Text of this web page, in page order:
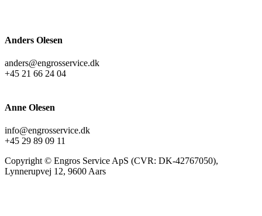
Anders Olesen
anders@engrosservice.dk
+45 21 66 24 04
Anne Olesen
info@engrosservice.dk
+45 29 89 09 11
Copyright © Engros Service ApS (CVR: DK-42767050),
Lynnerupvej 12, 9600 Aars